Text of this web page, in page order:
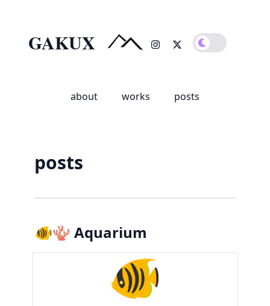
GAKUX
about works posts
posts
🐠🪸 Aquarium
🐠